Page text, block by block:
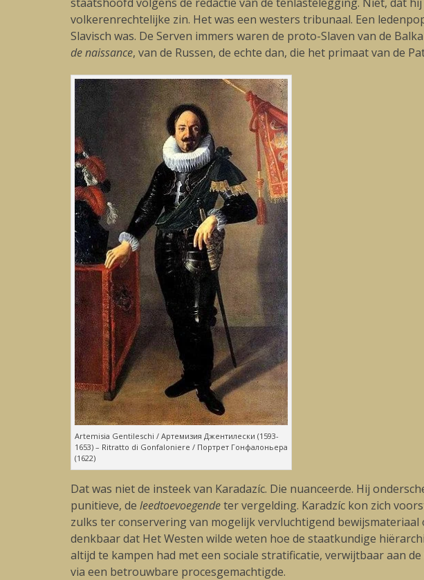
volkerenrechtelijke zin. Het was een westers tribunaal. Een
Slavisch was. De Serven immers waren de proto-Slaven van de
de naissance, van de Russen, de echte dan, die het primaat van de
Artemisia Gentileschi / Артемизия Джентилески (1593-
1653) – Ritratto di Gonfaloniere / Портрет Гонфалоньера
(1622)
Dat was niet de insteek van Karadazíc. Die nuanceerde. Hij
punitieve, de leedtoevoegendeter vergelding. Karadzíc kon zich
zulks ter conservering van mogelijk vervluchtigend
denkbaar dat Het Westen wilde weten hoe de staatkundige
altijd te kampen had met een sociale stratificatie, verwijtbaar aan
via een betrouwbare procesgemachtigde.